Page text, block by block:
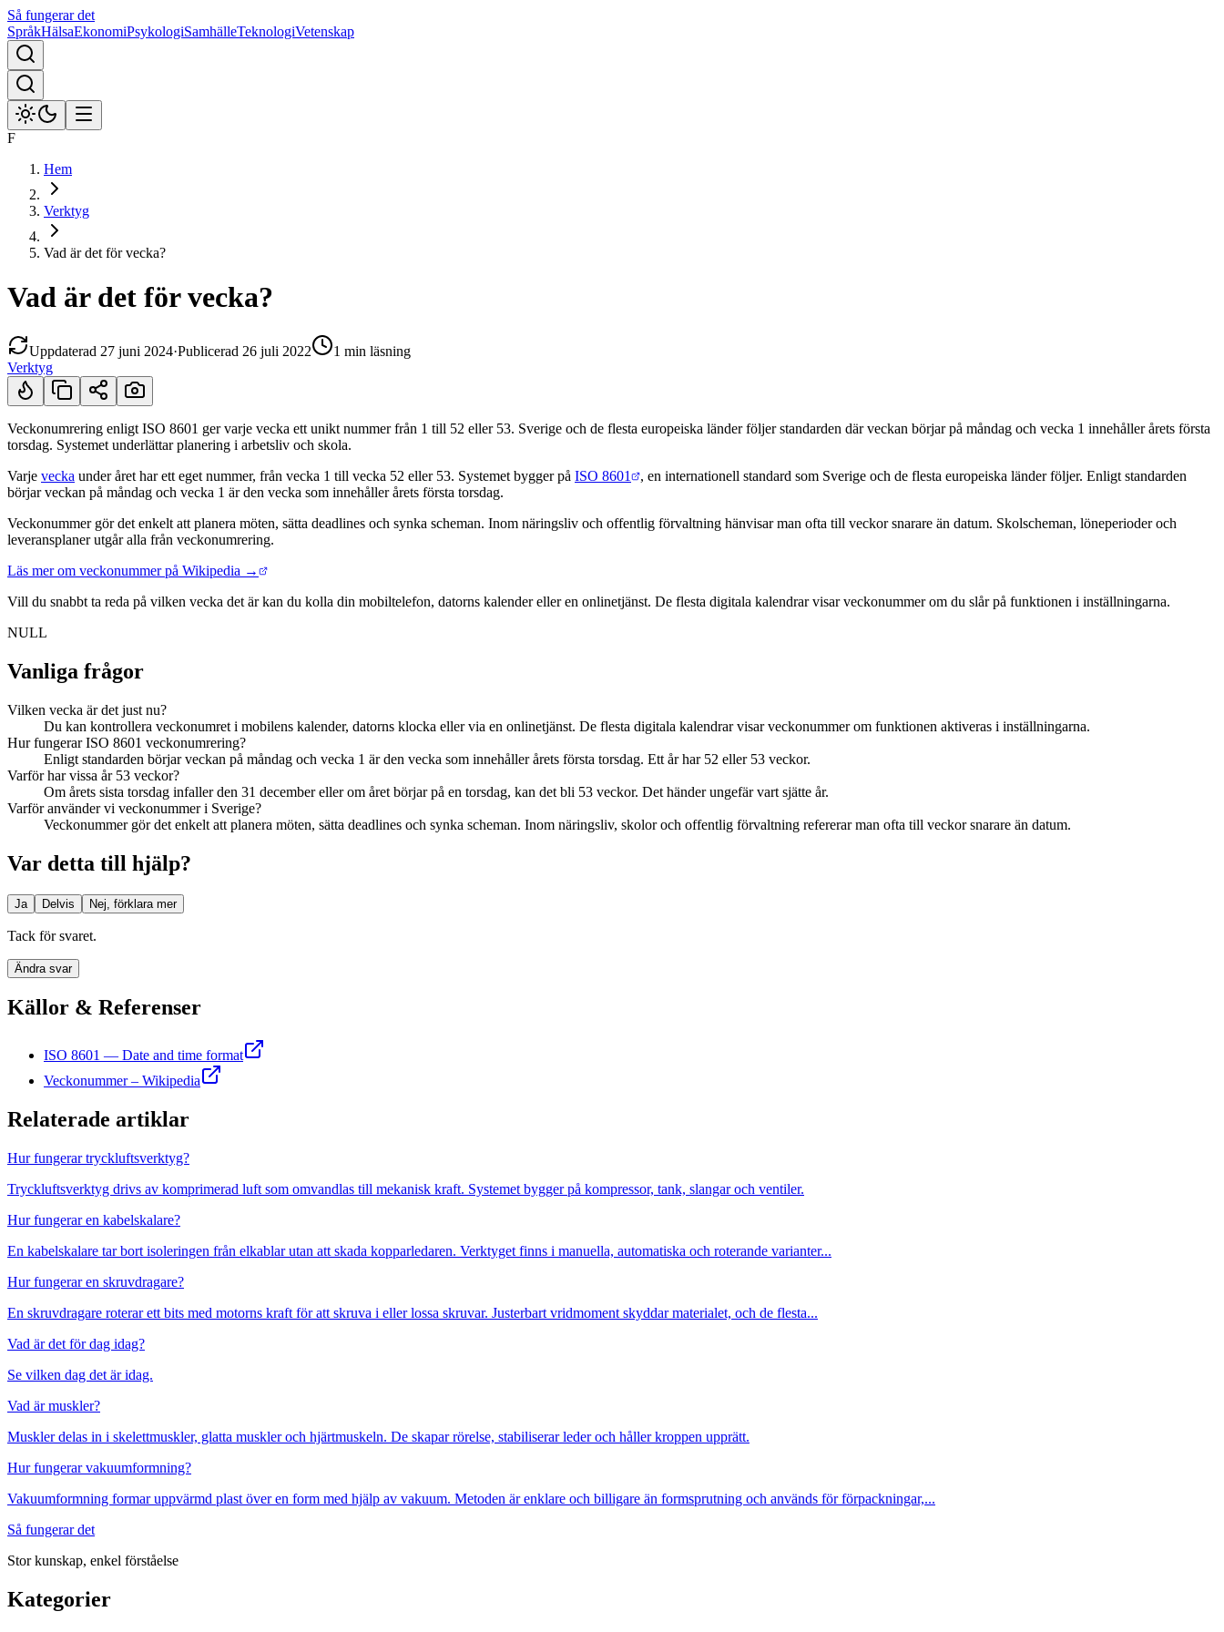
Så fungerar det
SpråkHälsaEkonomiPsykologiSamhälleTeknologiVetenskap
F
Hem
Verktyg
Vad är det för vecka?
Vad är det för vecka?
Uppdaterad 27 juni 2024·Publicerad 26 juli 2022 1 min läsning
Verktyg
Kort svar
Veckonumrering enligt ISO 8601 ger varje vecka ett unikt nummer från 1 till 52 eller 53. Sverige och de flesta europeiska länder följer standarden där veckan börjar på måndag och vecka 1 innehåller årets första
torsdag. Systemet underlättar planering i arbetsliv och skola.
Varje vecka under året har ett eget nummer, från vecka 1 till vecka 52 eller 53. Systemet bygger på ISO 8601
, en internationell standard som Sverige och de flesta europeiska länder följer. Enligt standarden
börjar veckan på måndag och vecka 1 är den vecka som innehåller årets första torsdag.
Veckonummer gör det enkelt att planera möten, sätta deadlines och synka scheman. Inom näringsliv och offentlig förvaltning hänvisar man ofta till veckor snarare än datum. Skolscheman, löneperioder och
leveransplaner utgår alla från veckonumrering.
Läs mer om veckonummer på Wikipedia →
Vill du snabbt ta reda på vilken vecka det är kan du kolla din mobiltelefon, datorns kalender eller en onlinetjänst. De flesta digitala kalendrar visar veckonummer om du slår på funktionen i inställningarna.
NULL
Vanliga frågor
Vilken vecka är det just nu?
Du kan kontrollera veckonumret i mobilens kalender, datorns klocka eller via en onlinetjänst. De flesta digitala kalendrar visar veckonummer om funktionen aktiveras i inställningarna.
Hur fungerar ISO 8601 veckonumrering?
Enligt standarden börjar veckan på måndag och vecka 1 är den vecka som innehåller årets första torsdag. Ett år har 52 eller 53 veckor.
Varför har vissa år 53 veckor?
Om årets sista torsdag infaller den 31 december eller om året börjar på en torsdag, kan det bli 53 veckor. Det händer ungefär vart sjätte år.
Varför använder vi veckonummer i Sverige?
Veckonummer gör det enkelt att planera möten, sätta deadlines och synka scheman. Inom näringsliv, skolor och offentlig förvaltning refererar man ofta till veckor snarare än datum.
Var detta till hjälp?
Ja Delvis Nej, förklara mer
Tack för svaret.
Ändra svar
Källor & Referenser
ISO 8601 — Date and time format
Veckonummer – Wikipedia
Relaterade artiklar
Hur fungerar tryckluftsverktyg?
Tryckluftsverktyg drivs av komprimerad luft som omvandlas till mekanisk kraft. Systemet bygger på kompressor, tank, slangar och ventiler.
Hur fungerar en kabelskalare?
En kabelskalare tar bort isoleringen från elkablar utan att skada kopparledaren. Verktyget finns i manuella, automatiska och roterande varianter...
Hur fungerar en skruvdragare?
En skruvdragare roterar ett bits med motorns kraft för att skruva i eller lossa skruvar. Justerbart vridmoment skyddar materialet, och de flesta...
Vad är det för dag idag?
Se vilken dag det är idag.
Vad är muskler?
Muskler delas in i skelettmuskler, glatta muskler och hjärtmuskeln. De skapar rörelse, stabiliserar leder och håller kroppen upprätt.
Hur fungerar vakuumformning?
Vakuumformning formar uppvärmd plast över en form med hjälp av vakuum. Metoden är enklare och billigare än formsprutning och används för förpackningar,...
Så fungerar det
Stor kunskap, enkel förståelse
Kategorier